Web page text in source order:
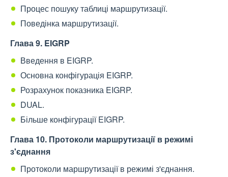
Процес пошуку таблиці маршрутизації.
Поведінка маршрутизації.
Глава 9. EIGRP
Введення в EIGRP.
Основна конфігурація EIGRP.
Розрахунок показника EIGRP.
DUAL.
Більше конфігурації EIGRP.
Глава 10. Протоколи маршрутизації в режимі
з'єднання
Протоколи маршрутизації в режимі з'єднання.